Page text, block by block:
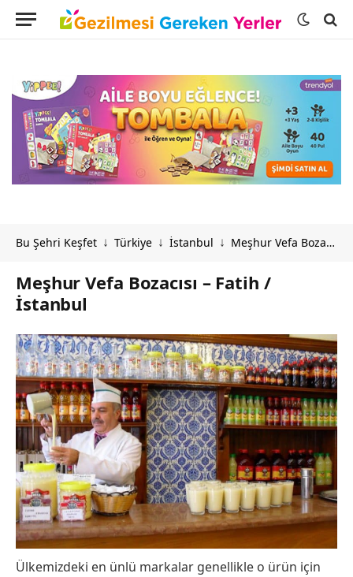
Bu Şehri Keşfet ↓ Türkiye ↓ İstanbul ↓ Meşhur Vefa Bozacısı – Fatih / İstanbul
Meşhur Vefa Bozacısı – Fatih /
İstanbul
Ülkemizdeki en ünlü markalar genellikle o ürün için